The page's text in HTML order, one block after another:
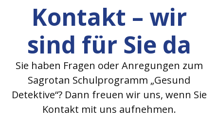
Kontakt – wir
sind für Sie da
Sie haben Fragen oder Anregungen zum
Sagrotan Schulprogramm „Gesund
Detektive“? Dann freuen wir uns, wenn Sie
Kontakt mit uns aufnehmen.